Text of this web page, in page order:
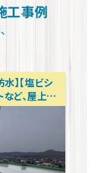
工事例
】【塩ビシ
ど、屋上防
ォーム、ア
ム相談所 テ